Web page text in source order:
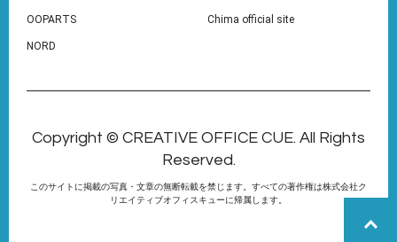
OOPARTS Chima official site
NORD
Copyright © CREATIVE OFFICE CUE. All Rights
Reserved.
このサイトに掲載の写真・文章の無断転載を禁じます。すべての著作権は株式会社ク
リエイティブオフィスキューに帰属します。